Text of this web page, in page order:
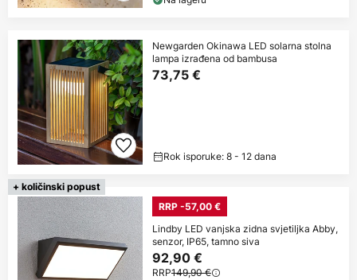
Newgarden Okinawa LED solarna stolna
lampa izrađena od bambusa
73,75 €
Rok isporuke: 8 - 12 dana
+ količinski popust
RRP -57,00 €
Lindby LED vanjska zidna svjetiljka Abby,
senzor, IP65, tamno siva
92,90 €
RRP149,90 €